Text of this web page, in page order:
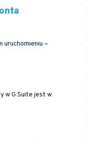
uruchomieniu –
w G Suite jest w